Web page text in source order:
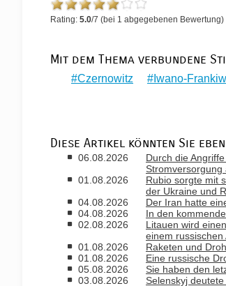
Rating: 5.0/7 (bei 1 abgegebenen Bewertung)
Mit dem Thema verbundene
Czernowitz Iwano-
Diese Artikel könnten Sie
06.08.2026
Durch die
Stromversorgung
01.08.2026
Rubio sorgte mit
der Ukraine und
04.08.2026
Der Iran hatte
04.08.2026
In den
02.08.2026
Litauen wird
einem
01.08.2026
Raketen und
01.08.2026
Eine russische
05.08.2026
Sie haben den
03.08.2026
Selenskyj